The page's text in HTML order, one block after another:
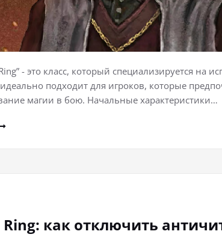
- это класс, который специализируется на
идеально подходит для игроков, которые
магии в бою. Начальные характеристики…
Ring: как отключить